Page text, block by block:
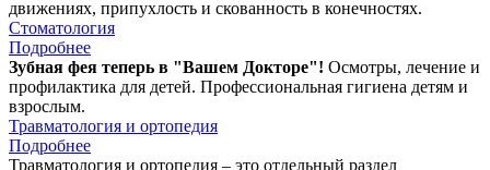
движениях, припухлость и скованность в конечностях.
Стоматология
Подробнее
Зубная фея теперь в "Вашем Докторе"! Осмотры, лечение и
профилактика для детей. Профессиональная гигиена детям и
взрослым.
Травматология и ортопедия
Подробнее
Травматология и ортопедия – это отдельный раздел